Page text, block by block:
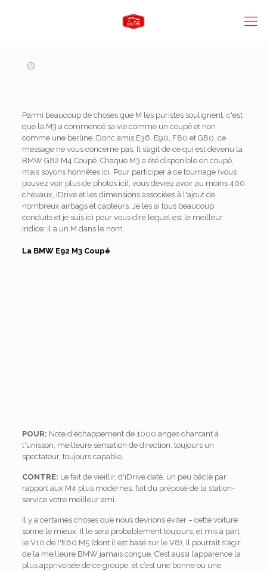
Parmi beaucoup de choses que M les puristes soulignent, c'est
que la M3 a commencé sa vie comme un coupé et non
comme une berline. Donc amis E36, E90, F80 et G80, ce
message ne vous concerne pas. Il s’agit de ce qui est devenu la
BMW G82 M4 Coupé. Chaque M3 a été disponible en coupé,
mais soyons honnêtes ici. Pour participer à ce tournage (vous
pouvez voir plus de photos ici), vous deviez avoir au moins 400
chevaux, iDrive et les dimensions associées à l'ajout de
nombreux airbags et capteurs. Je les ai tous beaucoup
conduits et je suis ici pour vous dire lequel est le meilleur.
Indice: il a un M dans le nom.
La BMW E92 M3 Coupé
POUR: Note d'échappement de 1000 anges chantant à
l'unisson, meilleure sensation de direction, toujours un
spectateur, toujours capable.
CONTRE: Le fait de vieillir, d'iDrive daté, un peu bâclé par
rapport aux M4 plus modernes, fait du préposé de la station-
service votre meilleur ami.
Il y a certaines choses que nous devrions éviter – cette voiture
sonne le mieux. Il le sera probablement toujours, et mis à part
le V10 de l'E60 M5 (dont il est basé sur le V8), il pourrait s'agir
de la meilleure BMW jamais conçue. C’est aussi l’apparence la
plus apprivoisée de ce groupe, et c’est une bonne ou une